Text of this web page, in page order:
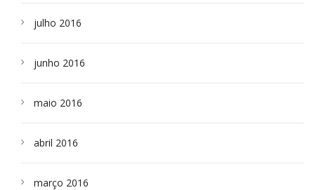
julho 2016
junho 2016
maio 2016
abril 2016
março 2016